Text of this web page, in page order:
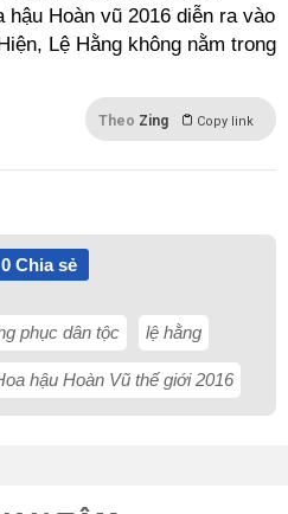
Hoàn vũ 2016 diễn ra vào
Lệ Hằng không nằm trong
Theo Zing Copy link
0Chia sẻ
phục dân tộc lệ hằng
hậu Hoàn Vũ thế giới 2016